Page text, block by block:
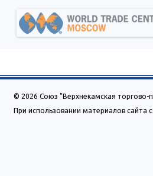
© 2026 Союз "Верхнекамская
При использовании материалов сайта